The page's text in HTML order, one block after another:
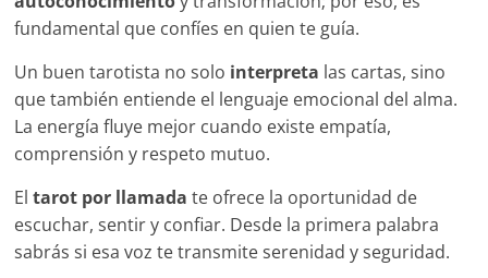
fundamental que confíes en quien te guía.
Un buen tarotista no solo interpreta las cartas, sino
que también entiende el lenguaje emocional del alma.
La energía fluye mejor cuando existe empatía,
comprensión y respeto mutuo.
Eltarot por llamada te ofrece la oportunidad de
escuchar, sentir y confiar. Desde la primera palabra
sabrás si esa voz te transmite serenidad y seguridad.